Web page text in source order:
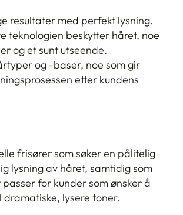
resultater med perfekt lysning.
teknologien beskytter håret, noe
og et sunt utseende.
og -baser, noe som gir
etter kundens
frisører som søker en pålitelig
lysning av håret, samtidig som
passer for kunder som ønsker å
lysere toner.